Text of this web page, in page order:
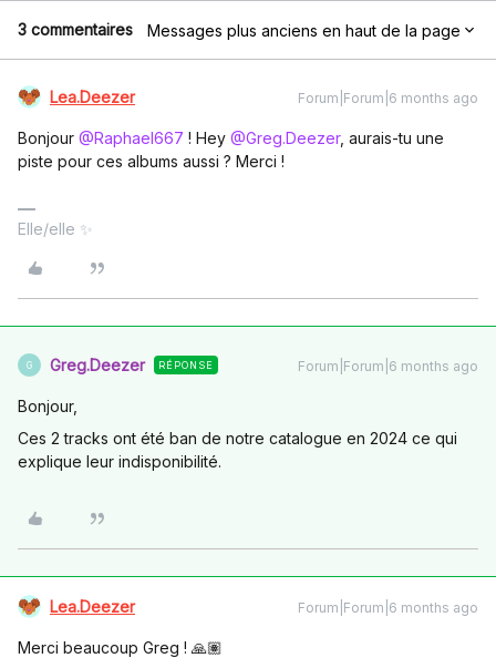
3 commentaires Messages plus anciens en haut de la page
Lea.Deezer Forum|Forum|6 months ago
Bonjour ​ @Raphael667 ! Hey ​ @Greg.Deezer, aurais-tu une
piste pour ces albums aussi ? Merci !
Elle/elle ✨
G Greg.Deezer RÉPONSE Forum|Forum|6 months ago
Bonjour,
Ces 2 tracks ont été ban de notre catalogue en 2024 ce qui
explique leur indisponibilité.
Lea.Deezer Forum|Forum|6 months ago
Merci beaucoup Greg ! 🙏🏽